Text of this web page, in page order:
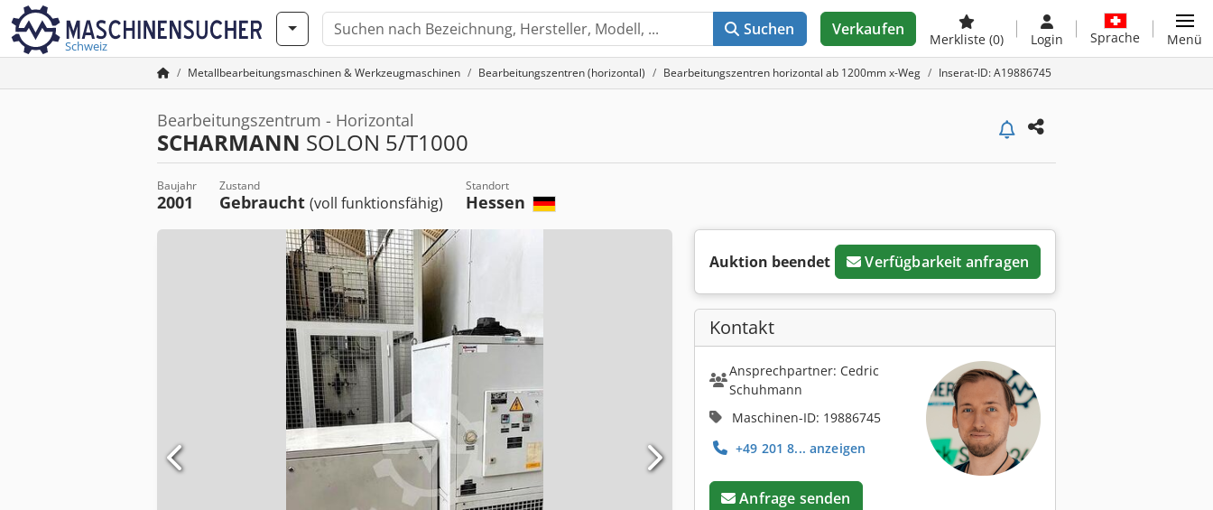
Schweiz
Suchen Verkaufen
Merkliste (0) Login Sprache Menü
Metallbearbeitungsmaschinen & Werkzeugmaschinen Bearbeitungszentren (horizontal) Bearbeitungszentren horizontal ab 1200mm x-Weg Inserat-ID: A19886745
Bearbeitungszentrum - Horizontal
SCHARMANN SOLON 5/T1000
Baujahr
2001
Zustand
Gebraucht (voll funktionsfähig)
Standort
Hessen
Auktion beendet Verfügbarkeit anfragen
Kontakt
Ansprechpartner: Cedric
Schuhmann
Maschinen-ID: 19886745
+49 201 8... anzeigen
Anfrage senden